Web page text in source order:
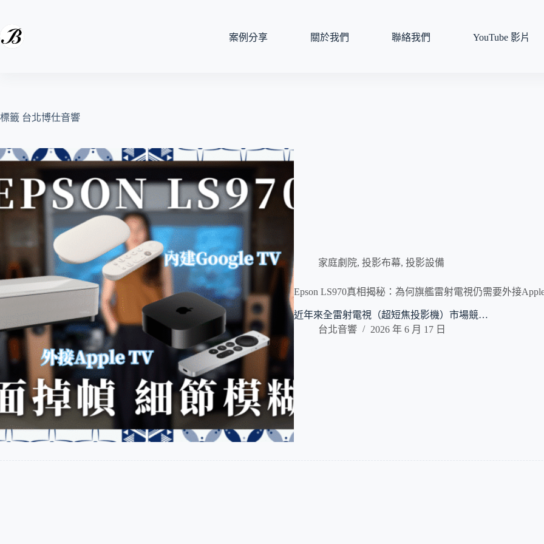
案例分享 關於我們 聯絡我們 YouTube 影片
標籤 台北博仕音響
家庭劇院, 投影布幕, 投影設備
Epson LS970真相揭秘：為何旗艦雷射電視仍需要外接
近年來全雷射電視（超短焦投影機）市場競…
台北音響
2026 年 6 月 17 日